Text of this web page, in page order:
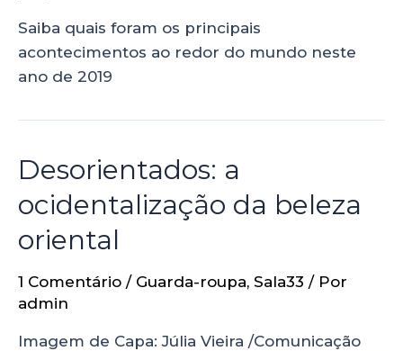
Saiba quais foram os principais
acontecimentos ao redor do mundo neste
ano de 2019
Desorientados: a
ocidentalização da beleza
oriental
1 Comentário / Guarda-roupa, Sala33 / Por
admin
Imagem de Capa: Júlia Vieira /Comunicação